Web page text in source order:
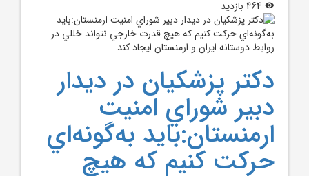
دکتر پزشکيان در ديدار
دبير شوراي امنيت
ارمنستان:بايد به‌گونه‌اي
حرکت کنيم که هيچ